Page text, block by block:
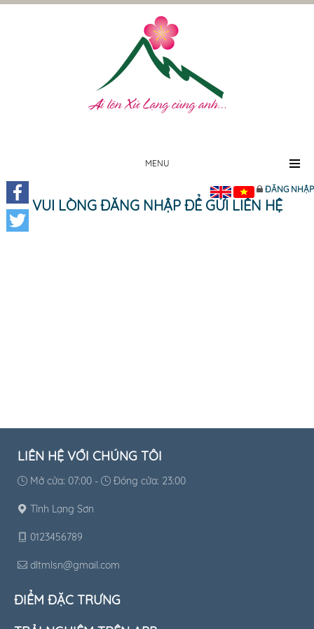
MENU
ĐĂNG NHẬP
VUI LÒNG ĐĂNG NHẬP ĐỂ GỬI LIÊN HỆ
LIÊN HỆ VỚI CHÚNG TÔI
Mở cửa: 07:00 - Đóng cửa: 23:00
Tỉnh Lạng Sơn
0123456789
dltmlsn@gmail.com
ĐIỂM ĐẶC TRƯNG
Facebook